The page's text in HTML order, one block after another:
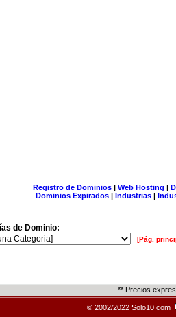
Registro de Dominios| Web Hosting |
Dominios Expirados | Industrias |
de Dominio:
[Pág.
** Precios
© 2002/2022 Solo10.com